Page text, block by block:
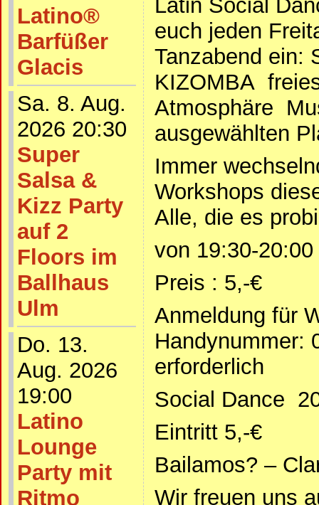
Latino®
Barfüßer
Glacis
Sa. 8. Aug.
2026 20:30
Super
Salsa &
Kizz Party
auf 2
Floors im
Ballhaus
Ulm
Do. 13.
Aug. 2026
19:00
Latino
Lounge
Party mit
Ritmo
Latin Social
euch jeden
Tanzabend ein:
KIZOMBA
Atmosphäre
ausgewählten
Immer
Workshops
Alle, die es
von 19:30-20:00
Preis : 5,-€
Anmeldung für
Handynummer:
erforderlich
Social Dance
Eintritt 5,-€
Bailamos? –
Wir freuen uns